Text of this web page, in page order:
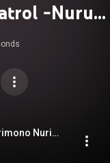
-Nuru
のりもの ぬりぬり パトロール - Norimono NuriNuri Patrol